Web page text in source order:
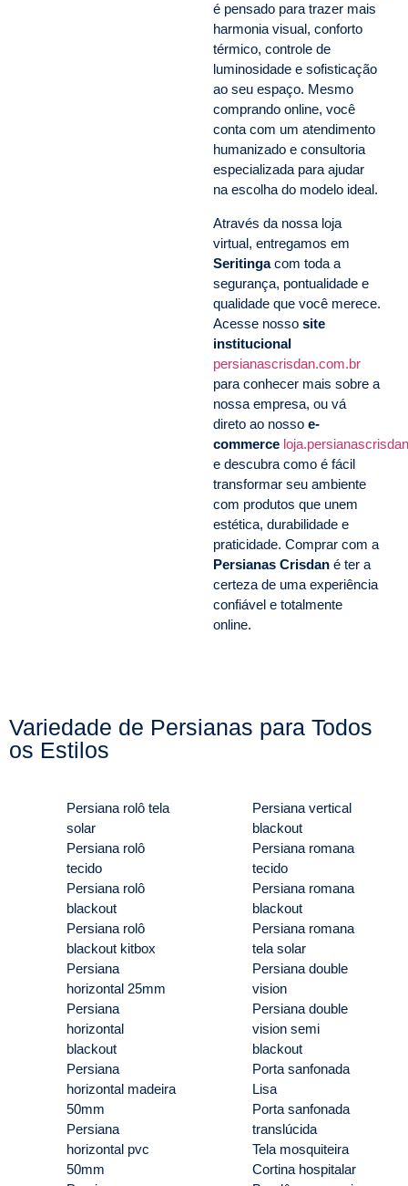
é pensado para trazer mais
harmonia visual, conforto
térmico, controle de
luminosidade e sofisticação
ao seu espaço. Mesmo
comprando online, você
conta com um atendimento
humanizado e consultoria
especializada para ajudar
na escolha do modelo ideal.
Através da nossa loja
virtual, entregamos em
Seritingacom toda a
segurança, pontualidade e
qualidade que você merece.
Acesse nosso site
institucional
persianascrisdan.com.br
para conhecer mais sobre a
nossa empresa, ou vá
direto ao nosso e-
commerce
e descubra como é fácil
transformar seu ambiente
com produtos que unem
estética, durabilidade e
praticidade. Comprar com a
Persianas Crisdan é ter a
certeza de uma experiência
confiável e totalmente
online.
Variedade de Persianas para Todos
os Estilos
Persiana rolô tela
solar
Persiana rolô
tecido
Persiana rolô
blackout
Persiana rolô
blackout kitbox
Persiana
horizontal 25mm
Persiana
horizontal
blackout
Persiana
horizontal madeira
50mm
Persiana
horizontal pvc
50mm
Persiana vertical
blackout
Persiana romana
tecido
Persiana romana
blackout
Persiana romana
tela solar
Persiana double
vision
Persiana double
vision semi
blackout
Porta sanfonada
Lisa
Porta sanfonada
translúcida
Tela mosquiteira
Cortina hospitalar